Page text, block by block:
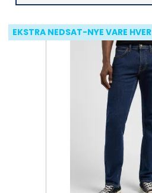
EKSTRA NEDSAT-NYE VARE